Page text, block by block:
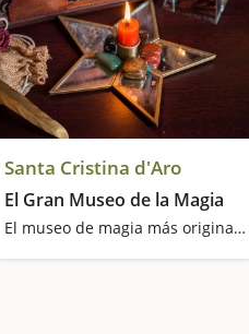
Santa Cristina d'Aro
El Gran Museo de la Magia
El museo de magia más original del mundo